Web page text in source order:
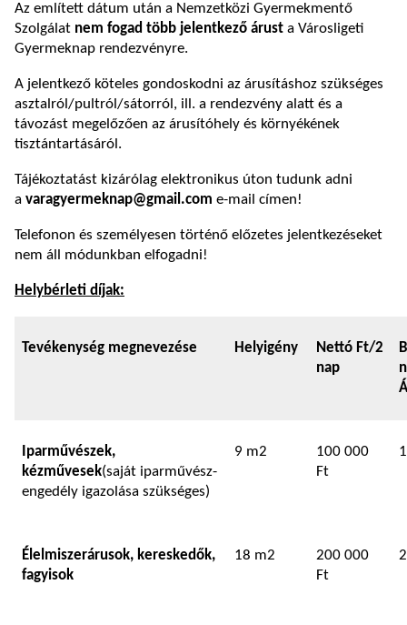
Az említett dátum után a Nemzetközi Gyermekmentő
Szolgálat nem fogad több jelentkező árust a Városligeti
Gyermeknap rendezvényre.
A jelentkező köteles gondoskodni az árusításhoz szükséges
asztalról/pultról/sátorról, ill. a rendezvény alatt és a
távozást megelőzően az árusítóhely és környékének
tisztántartásáról.
Tájékoztatást kizárólag elektronikus úton tudunk adni
a varagyermeknap@gmail.com e-mail címen!
Telefonon és személyesen történő előzetes jelentkezéseket
nem áll módunkban elfogadni!
Helybérleti díjak:
Tevékenység megnevezése Helyigény
Nettó Ft/2
nap
Iparművészek,
kézművesek(saját iparművész-
engedély igazolása szükséges)
9 m2
100 000
Ft
Élelmiszerárusok, kereskedők,
fagyisok
18 m2
200 000
Ft